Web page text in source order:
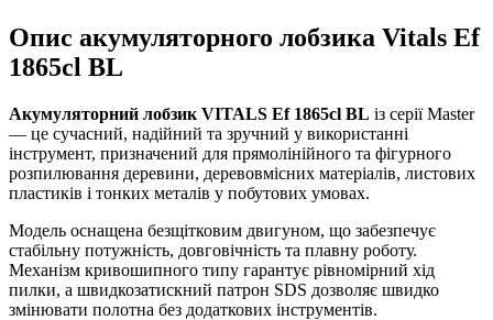
Опис акумуляторного лобзика Vitals Ef
1865cl BL
Акумуляторний лобзик VITALS Ef 1865cl BL із серії Master
— це сучасний, надійний та зручний у використанні
інструмент, призначений для прямолінійного та фігурного
розпилювання деревини, деревовмісних матеріалів, листових
пластиків і тонких металів у побутових умовах.
Модель оснащена безщітковим двигуном, що забезпечує
стабільну потужність, довговічність та плавну роботу.
Механізм кривошипного типу гарантує рівномірний хід
пилки, а швидкозатискний патрон SDS дозволяє швидко
змінювати полотна без додаткових інструментів.